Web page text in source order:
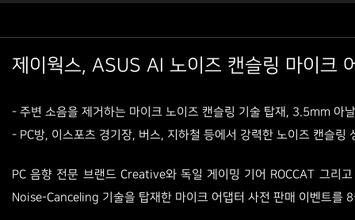
제이웍스, ASUS AI 노이즈 캔슬링 마이크
- 주변 소음을 제거하는 마이크 노이즈 캔슬링 기술 탑재, 3.5mm 아
- PC방, 이스포츠 경기장, 버스, 지하철 등에서 강력한 노이즈 캔슬링
PC 음향 전문 브랜드 Creative와 독일 게이밍 기어 ROCCAT 그리
Noise-Canceling 기술을 탑재한 마이크 어댑터 사전 판매 이벤트를